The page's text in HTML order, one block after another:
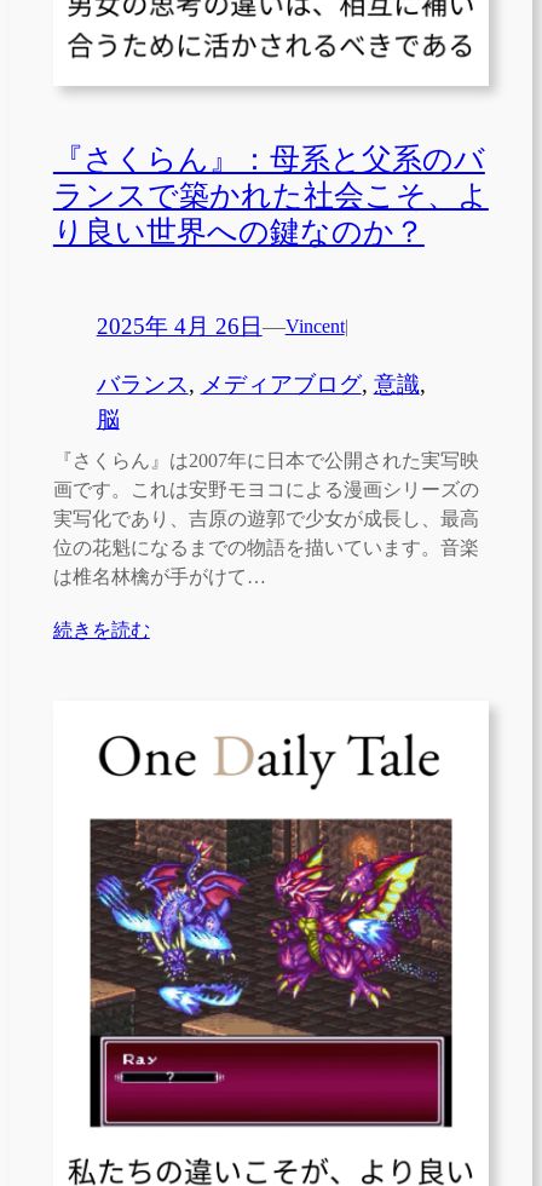
『さくらん』：母系と父系のバ
ランスで築かれた社会こそ、よ
り良い世界への鍵なのか？
2025年 4月 26日—Vincent|
バランス, メディアブログ, 意識
脳
『さくらん』は2007年に日本で公開された実写映
画です。これは安野モヨコによる漫画シリーズの
実写化であり、吉原の遊郭で少女が成長し、最高
位の花魁になるまでの物語を描いています。音楽
は椎名林檎が手がけて…
続きを読む